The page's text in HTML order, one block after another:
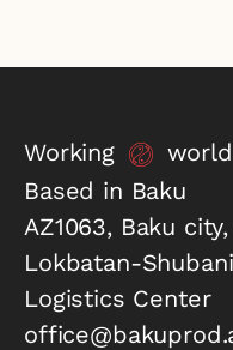
Working
Based in Baku
AZ1063, Baku
Lokbatan-
Logistics Center